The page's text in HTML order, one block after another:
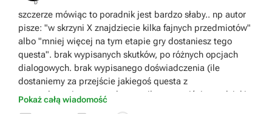
szczerze mówiąc to poradnik jest bardzo słaby.. np autor
pisze: "w skrzyni X znajdziecie kilka fajnych przedmiotów"
albo "mniej więcej na tym etapie gry dostaniesz tego
questa". brak wypisanych skutków, po różnych opcjach
dialogowych. brak wypisanego doświadczenia (ile
dostaniemy za przejście jakiegoś questa z
wymordowaniem wszystkego, a ile za przejście go dzięki
dyplomatycznych umiejętności postaci). brak wypisanych
Pokaż całą wiadomość